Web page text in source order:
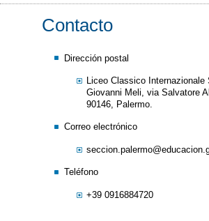
Contacto
Dirección postal
Liceo Classico Internazionale
Giovanni Meli, via Salvatore
90146, Palermo.
Correo electrónico
Teléfono
+39 0916884720